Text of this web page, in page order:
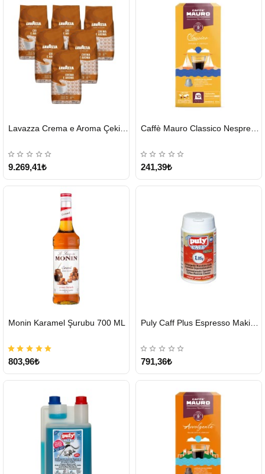
GÖNDERİ
9.269,41₺
GÖNDERİ
Caffè Mauro Classico Nespresso Kapsül
241,39₺
GÖNDERİ
Monin Karamel Şurubu 700 ML
803,96₺
GÖNDERİ
Puly Caff Plus Espresso Makinesi Temizleyici Tablet 100 x 1.35 G
791,36₺